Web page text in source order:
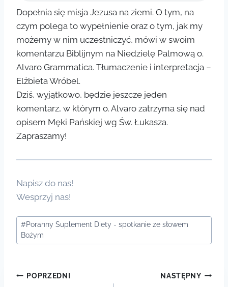
Dopełnia się misja Jezusa na ziemi. O tym, na
czym polega to wypełnienie oraz o tym, jak my
możemy w nim uczestniczyć, mówi w swoim
komentarzu Biblijnym na Niedzielę Palmową o.
Alvaro Grammatica. Tłumaczenie i interpretacja –
Elżbieta Wróbel.
Dziś, wyjątkowo, będzie jeszcze jeden
komentarz, w którym o. Alvaro zatrzyma się nad
opisem Męki Pańskiej wg Św. Łukasza.
Zapraszamy!
Napisz do nas!
Wesprzyj nas!
Tagi
wpisu:
#Poranny Suplement Diety - spotkanie ze słowem
Bożym
Nawigacja
POPRZEDNI NASTĘPNY